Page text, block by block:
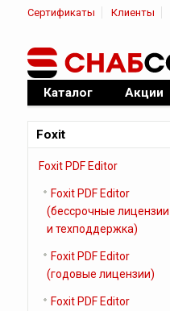
Сертификаты Клиенты
Официальный дилер ПО
Каталог Акции
Foxit
Foxit PDF Editor
Foxit PDF Editor
(бессрочные лицензии
и техподдержка)
Foxit PDF Editor
(годовые лицензии)
Foxit PDF Editor